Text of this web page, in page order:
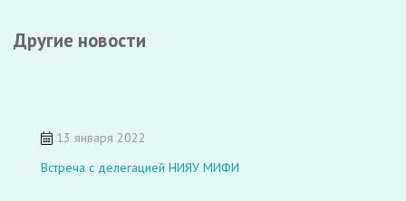
Другие новости
13 января 2022
Встреча с делегацией НИЯУ МИФИ